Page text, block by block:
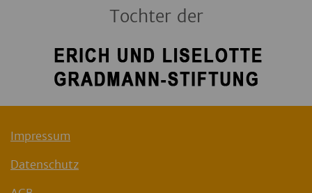
Tochter der
Impressum
Datenschutz